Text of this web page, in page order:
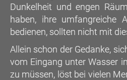
Dunkelheit und engen
haben, ihre umfangreiche
bedienen, sollten nicht mit
Allein schon der Gedanke,
vom Eingang unter Wasser
zu müssen, löst bei vielen